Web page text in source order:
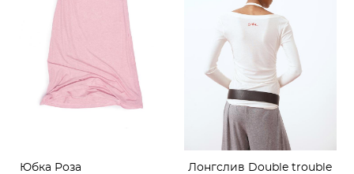
Юбка Роза
Лонгслив Double trouble